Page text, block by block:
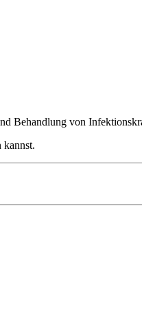
Behandlung von
kannst.